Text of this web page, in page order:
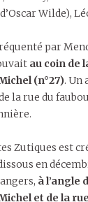
Wilde),
par
au coin de
(n°27). Un
la rue du
Zutiques est
en
à l’angle
et de la rue